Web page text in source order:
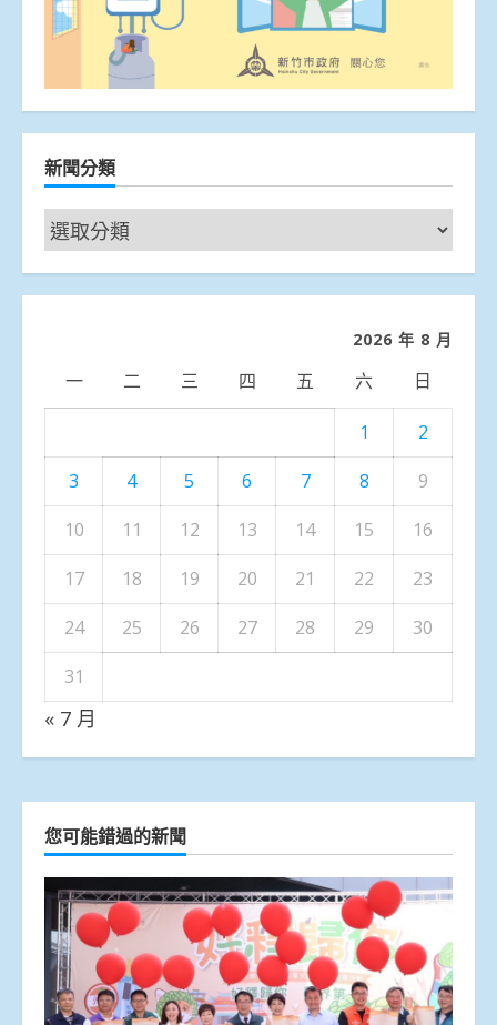
新聞分類
新
聞
分
2026 年 8 月
一 二 三 四 五 六 日
1
2
3
4 5 6 7 8
9
10
11 12 13 14 15
16
17
18 19 20 21 22
23
24
25 26 27 28 29
30
31
« 7 月
您可能錯過的新聞